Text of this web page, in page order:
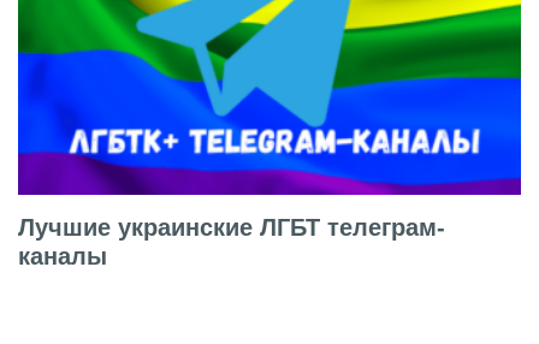
Лучшие украинские ЛГБТ телеграм-
каналы